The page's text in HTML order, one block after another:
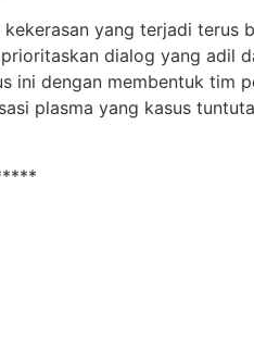
yang terjadi terus
dialog yang adil
ini dengan membentuk
plasma yang kasus